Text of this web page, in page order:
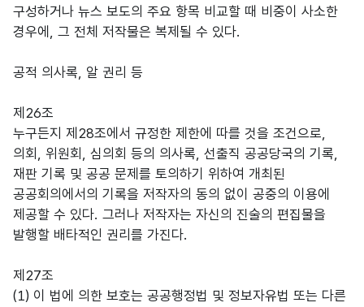
구성하거나 뉴스 보도의 주요 항목 비교할 때 비중이 사소한
경우에, 그 전체 저작물은 복제될 수 있다.
공적 의사록, 알 권리 등
제26조
누구든지 제28조에서 규정한 제한에 따를 것을 조건으로,
의회, 위원회, 심의회 등의 의사록, 선출직 공공당국의 기록,
재판 기록 및 공공 문제를 토의하기 위하여 개최된
공공회의에서의 기록을 저작자의 동의 없이 공중의 이용에
제공할 수 있다. 그러나 저작자는 자신의 진술의 편집물을
발행할 배타적인 권리를 가진다.
제27조
(1) 이 법에 의한 보호는 공공행정법 및 정보자유법 또는 다른